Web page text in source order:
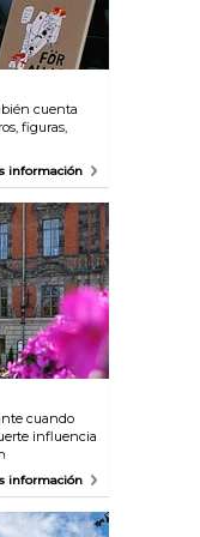
cuenta
figuras,
información
cuando
influencia
Biblioteca
diseñada
información